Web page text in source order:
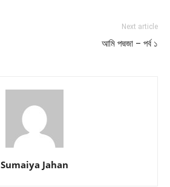
Next article
আমি পদ্মজা – পর্ব ১
Sumaiya Jahan